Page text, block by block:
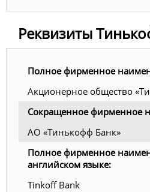
Реквизиты
Полное фирменное
Акционерное общество
Сокращенное фирменное
АО «Тинькофф Банк»
Полное фирменное
английском языке:
Tinkoff Bank